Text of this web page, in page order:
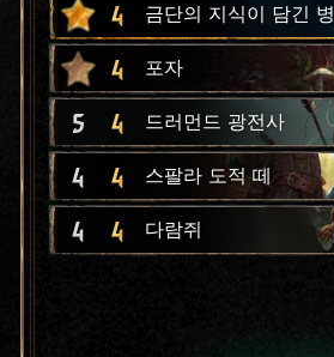
4 금단의 지식이 담긴 병
4 포자
5 4 드러먼드 광전사
4 4 스팔라 도적 떼
4 4 다람쥐